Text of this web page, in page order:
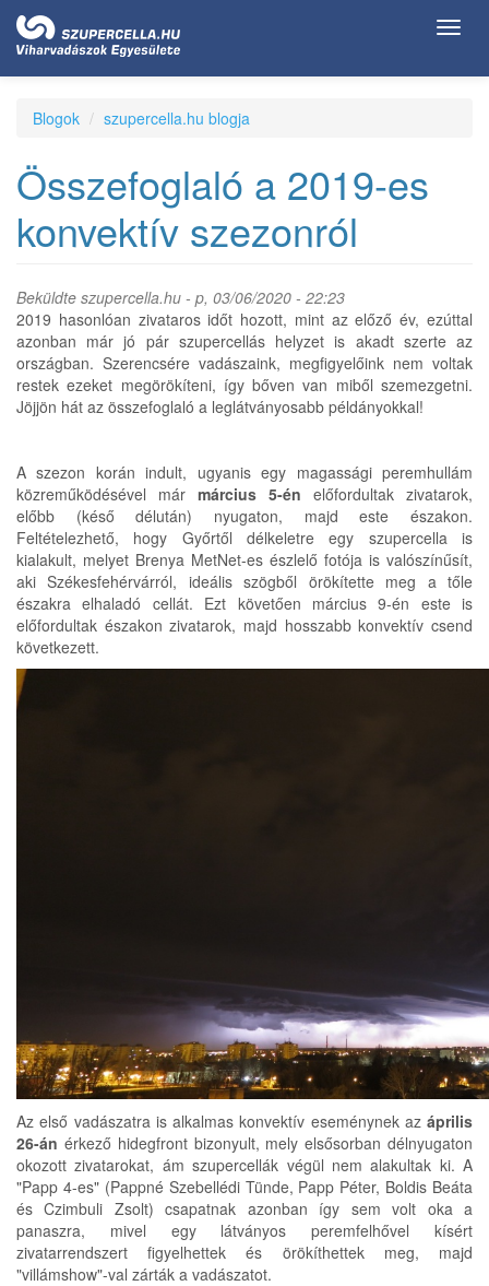
Ugrás
tartalomra
Blogok szupercella.hu blogja
Összefoglaló a 2019-es
konvektív szezonról
Beküldte szupercella.hu - p, 03/06/2020 - 22:23
2019 hasonlóan zivataros időt hozott, mint az előző év, ezúttal
azonban már jó pár szupercellás helyzet is akadt szerte az
országban. Szerencsére vadászaink, megfigyelőink nem voltak
restek ezeket megörökíteni, így bőven van miből szemezgetni.
Jöjjön hát az összefoglaló a leglátványosabb példányokkal!
A szezon korán indult, ugyanis egy magassági peremhullám
közreműködésével már március 5-én előfordultak zivatarok,
előbb (késő délután) nyugaton, majd este északon.
Feltételezhető, hogy Győrtől délkeletre egy szupercella is
kialakult, melyet Brenya MetNet-es észlelő fotója is valószínűsít,
aki Székesfehérvárról, ideális szögből örökítette meg a tőle
északra elhaladó cellát. Ezt követően március 9-én este is
előfordultak északon zivatarok, majd hosszabb konvektív csend
következett.
Az első vadászatra is alkalmas konvektív eseménynek az április
26-án érkező hidegfront bizonyult, mely elsősorban délnyugaton
okozott zivatarokat, ám szupercellák végül nem alakultak ki. A
"Papp 4-es" (Pappné Szebellédi Tünde, Papp Péter, Boldis Beáta
és Czimbuli Zsolt) csapatnak azonban így sem volt oka a
panaszra, mivel egy látványos peremfelhővel kísért
zivatarrendszert figyelhettek és örökíthettek meg, majd
"villámshow"-val zárták a vadászatot.